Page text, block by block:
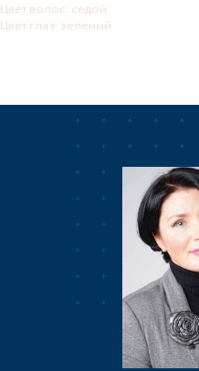
Цвет волос: седой
Цвет глаз: зеленый